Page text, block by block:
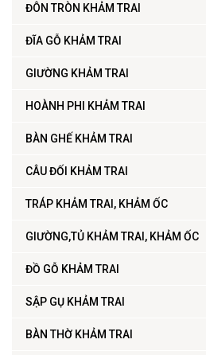
ĐÔN TRÒN KHẢM TRAI
ĐĨA GỖ KHẢM TRAI
GIƯỜNG KHẢM TRAI
HOÀNH PHI KHẢM TRAI
BÀN GHẾ KHẢM TRAI
CÂU ĐỐI KHẢM TRAI
TRÁP KHẢM TRAI, KHẢM ỐC
GIƯỜNG,TỦ KHẢM TRAI, KHẢM ỐC
ĐỒ GỖ KHẢM TRAI
SẬP GỤ KHẢM TRAI
BÀN THỜ KHẢM TRAI